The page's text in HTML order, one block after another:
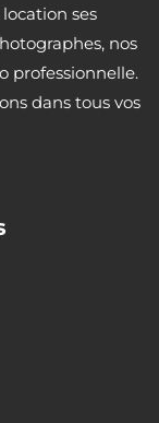
ses
nos
professionnelle.
dans tous vos